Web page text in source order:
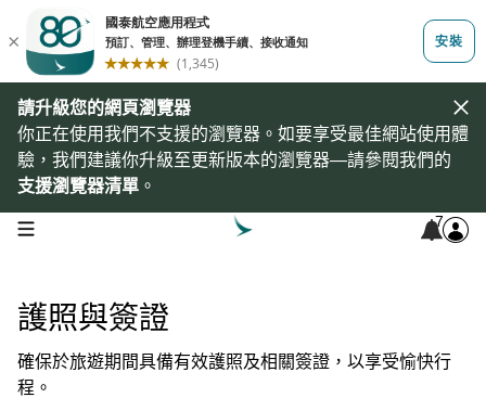
請升級您的網頁瀏覽器
你正在使用我們不支援的瀏覽器。如要享受最佳網站使用體
驗，我們建議你升級至更新版本的瀏覽器—請參閱我們的
支援瀏覽器清單 。
open navigation menu 7
護照與簽證
確保於旅遊期間具備有效護照及相關簽證，以享受愉快行
程。